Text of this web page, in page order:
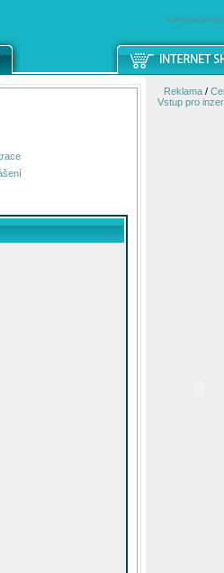
Reklama/
Vstup pro